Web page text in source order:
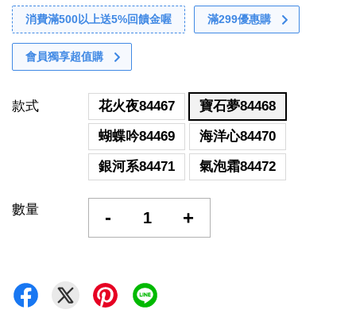
消費滿500以上送5%回饋金喔 滿299優惠購
會員獨享超值購
款式 花火夜84467
寶石夢84468
蝴蝶吟84469
海洋心84470
銀河系84471
氣泡霜84472
數量 - +